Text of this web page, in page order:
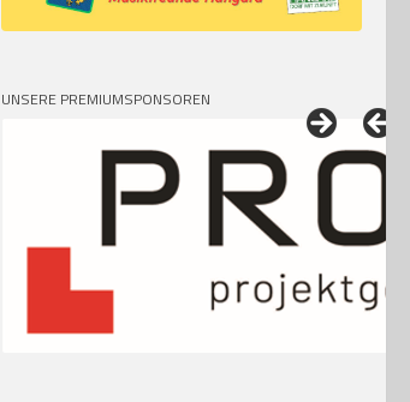
UNSERE PREMIUMSPONSOREN